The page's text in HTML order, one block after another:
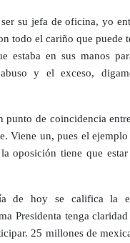
su jefa de oficina, yo
todo el cariño que puede
estaba en sus manos
y el exceso,
punto de coincidencia
Viene un, pues el
oposición tiene que
de hoy se califica la
Presidenta tenga
25 millones de